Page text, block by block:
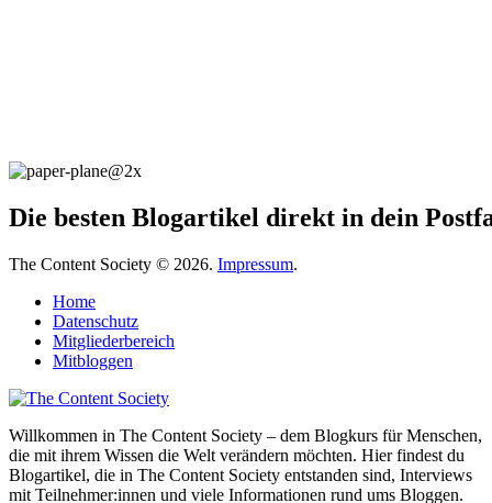
Die besten Blogartikel direkt in dein
The Content Society © 2026. Impressum.
Home
Datenschutz
Mitgliederbereich
Mitbloggen
Willkommen in The Content Society – dem Blogkurs für Menschen,
die mit ihrem Wissen die Welt verändern möchten. Hier findest du
Blogartikel, die in The Content Society entstanden sind, Interviews
mit Teilnehmer:innen und viele Informationen rund ums Bloggen.